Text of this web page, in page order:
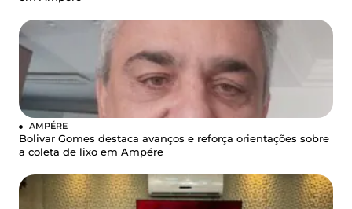
AMPÉRE
Bolivar Gomes destaca avanços e reforça orientações sobre
a coleta de lixo em Ampére